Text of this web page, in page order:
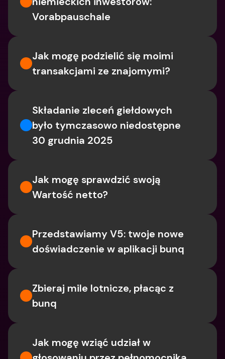
Vorabpauschale
Jak mogę podzielić się moimi
transakcjami ze znajomymi?
Składanie zleceń giełdowych
było tymczasowo niedostępne
30 grudnia 2025
Jak mogę sprawdzić swoją
Wartość netto?
Przedstawiamy V5: twoje nowe
doświadczenie w aplikacji bunq
Zbieraj mile lotnicze, płacąc z
bunq
Jak mogę wziąć udział w